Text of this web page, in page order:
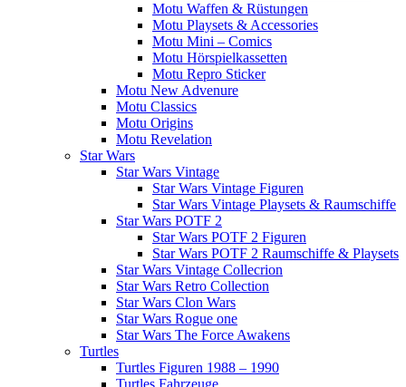
Motu Waffen & Rüstungen
Motu Playsets & Accessories
Motu Mini – Comics
Motu Hörspielkassetten
Motu Repro Sticker
Motu New Advenure
Motu Classics
Motu Origins
Motu Revelation
Star Wars
Star Wars Vintage
Star Wars Vintage Figuren
Star Wars Vintage Playsets & Raumschiffe
Star Wars POTF 2
Star Wars POTF 2 Figuren
Star Wars POTF 2 Raumschiffe & Playsets
Star Wars Vintage Collecrion
Star Wars Retro Collection
Star Wars Clon Wars
Star Wars Rogue one
Star Wars The Force Awakens
Turtles
Turtles Figuren 1988 – 1990
Turtles Fahrzeuge